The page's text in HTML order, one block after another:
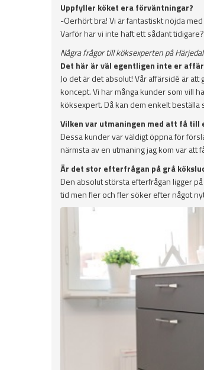
Uppfyller köket era förväntningar?
-Oerhört bra! Vi är fantastiskt nöjda
Varför har vi inte haft ett sådant tidigare?
Några frågor till köksexperten på
Det här är väl egentligen inte er
Jo det är det absolut! Vår affärsidé är
koncept. Vi har många kunder som vill
köksexpert. Då kan dem enkelt
Vilken var utmaningen med att få till
Dessa kunder var väldigt öppna för
närmsta av en utmaning jag kom var
Är det stor efterfrågan på grå
Den absolut största efterfrågan ligger
tid men fler och fler söker efter något